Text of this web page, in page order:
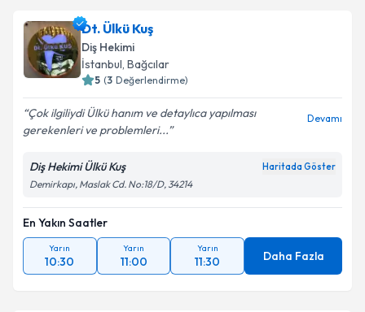
Dt. Ülkü Kuş
Diş Hekimi
İstanbul, Bağcılar
5 (3 Değerlendirme)
Çok ilgiliydi Ülkü hanım ve detaylıca yapılması
gerekenleri ve problemleri...
Devamı
Diş Hekimi Ülkü Kuş Haritada Göster
Demirkapı, Maslak Cd. No:18/D, 34214
En Yakın Saatler
Yarın
10:30
Yarın
11:00
Yarın
11:30 Daha Fazla